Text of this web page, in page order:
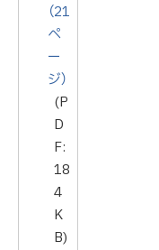
（21
ペ
ー
ジ）
(P
D
F:
18
4
K
B)